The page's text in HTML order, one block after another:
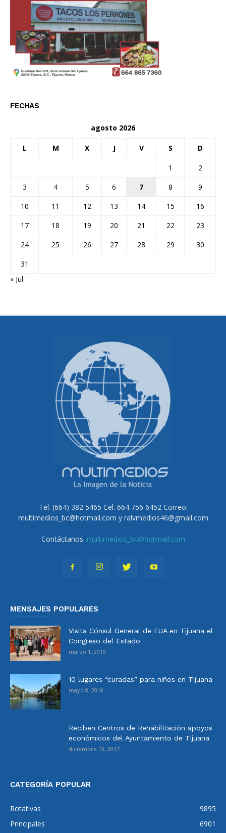
FECHAS
agosto 2026
L M X J V S D
1
2
3
4 5 6 7 8
9
10
11 12 13 14 15
16
17
18 19 20 21 22
23
24
25 26 27 28 29
30
31
« Jul
Tel. (664) 382 5465 Cel. 664 756 6452 Correo:
multimedios_bc@hotmail.com y ralvmedios46@gmail.com
Contáctanos: multimedios_bc@hotmail.com
MENSAJES POPULARES
Visita Cónsul General de EUA en Tijuana el
Congreso del Estado
marzo 1, 2019
10 lugares “curadas” para niños en Tijuana
mayo 8, 2018
Reciben Centros de Rehabilitación apoyos
económicos del Ayuntamiento de Tijuana
diciembre 13, 2017
CATEGORÍA POPULAR
Rotativas
9895
Principales
6901